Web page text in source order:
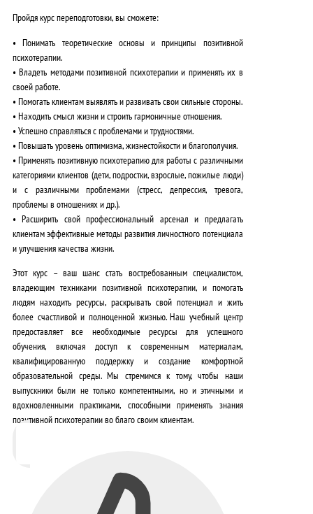
Пройдя курс переподготовки, вы сможете:
• Понимать теоретические основы и принципы позитивной
психотерапии.
• Владеть методами позитивной психотерапии и применять их в
своей работе.
• Помогать клиентам выявлять и развивать свои сильные стороны.
• Находить смысл жизни и строить гармоничные отношения.
• Успешно справляться с проблемами и трудностями.
• Повышать уровень оптимизма, жизнестойкости и благополучия.
• Применять позитивную психотерапию для работы с различными
категориями клиентов (дети, подростки, взрослые, пожилые люди)
и с различными проблемами (стресс, депрессия, тревога,
проблемы в отношениях и др.).
• Расширить свой профессиональный арсенал и предлагать
клиентам эффективные методы развития личностного потенциала
и улучшения качества жизни.
Этот курс – ваш шанс стать востребованным специалистом,
владеющим техниками позитивной психотерапии, и помогать
людям находить ресурсы, раскрывать свой потенциал и жить
более счастливой и полноценной жизнью. Наш учебный центр
предоставляет все необходимые ресурсы для успешного
обучения, включая доступ к современным материалам,
квалифицированную поддержку и создание комфортной
образовательной среды. Мы стремимся к тому, чтобы наши
выпускники были не только компетентными, но и этичными и
вдохновленными практиками, способными применять знания
позитивной психотерапии во благо своим клиентам.